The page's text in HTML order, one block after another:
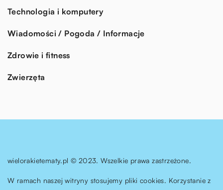
Technologia i komputery
Wiadomości / Pogoda / Informacje
Zdrowie i fitness
Zwierzęta
wielorakietematy.pl © 2023. Wszelkie prawa zastrzeżone.
W ramach naszej witryny stosujemy pliki cookies. Korzystanie z